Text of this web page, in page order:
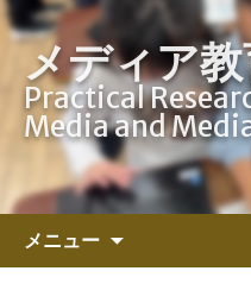
メディア
Practical
Media and
メニュー